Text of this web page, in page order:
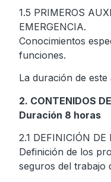
1.5 PRIMEROS
EMERGENCIA.
Conocimientos
funciones.
La duración de este
2. CONTENIDOS
Duración 8 horas
2.1 DEFINICIÓN
Definición de los
seguros del trabajo